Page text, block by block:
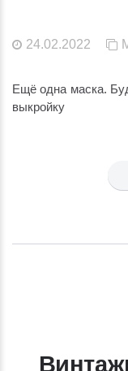
24.02.2022
Ещё одна маска.
выкройку